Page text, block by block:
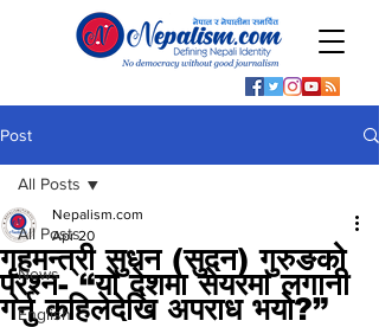
Post
All Posts
News
English
All Posts
गृहमन्त्री सुधन (सुदन) गुरुङको
प्रश्न- “यो देशमा सेयरमा लगानी
गर्नु कहिलेदेखि अपराध भयो?”
Nepalism.com
Apr 20